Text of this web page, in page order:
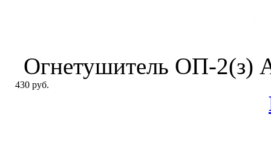
Огнетушитель ОП-
430 руб.